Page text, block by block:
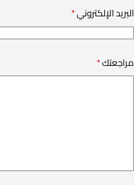
البريد الإلكتروني*
مراجعتك*